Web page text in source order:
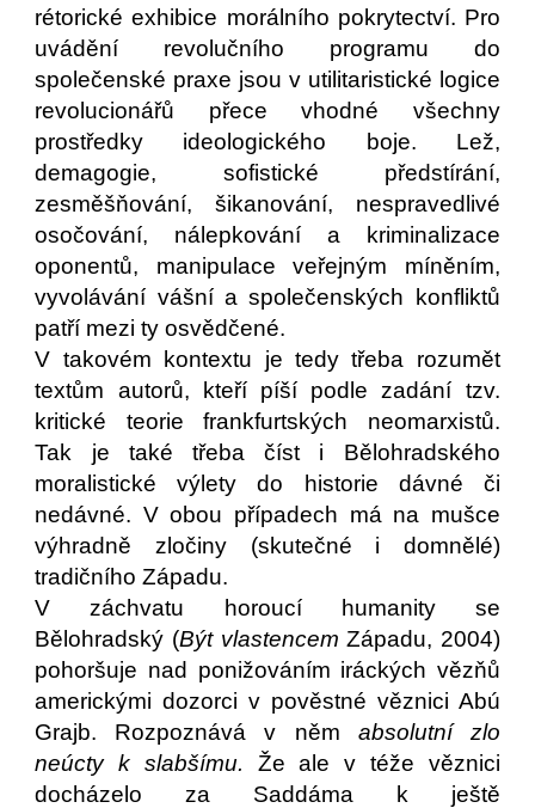
rétorické exhibice morálního pokrytectví. Pro
uvádění revolučního programu do
společenské praxe jsou v utilitaristické logice
revolucionářů přece vhodné všechny
prostředky ideologického boje. Lež,
demagogie, sofistické předstírání,
zesměšňování, šikanování, nespravedlivé
osočování, nálepkování a kriminalizace
oponentů, manipulace veřejným míněním,
vyvolávání vášní a společenských konfliktů
patří mezi ty osvědčené.
V takovém kontextu je tedy třeba rozumět
textům autorů, kteří píší podle zadání tzv.
kritické teorie frankfurtských neomarxistů.
Tak je také třeba číst i Bělohradského
moralistické výlety do historie dávné či
nedávné. V obou případech má na mušce
výhradně zločiny (skutečné i domnělé)
tradičního Západu.
V záchvatu horoucí humanity se
Bělohradský (Být vlastencemZápadu, 2004)
pohoršuje nad ponižováním iráckých vězňů
americkými dozorci v pověstné věznici Abú
Grajb. Rozpoznává v něm absolutní zlo
neúcty k slabšímu. Že ale v téže věznici
docházelo za Saddáma k ještě